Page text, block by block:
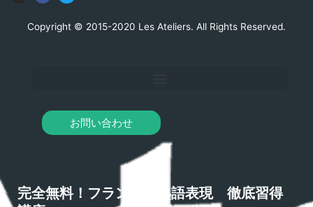
Copyright © 2015-2020 Les Ateliers. All Rights Reserved.
お問い合わせ
完全無料！フランス語熟語表現 徹底習得